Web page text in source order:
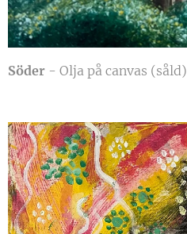
Söder - Olja på canvas (såld)